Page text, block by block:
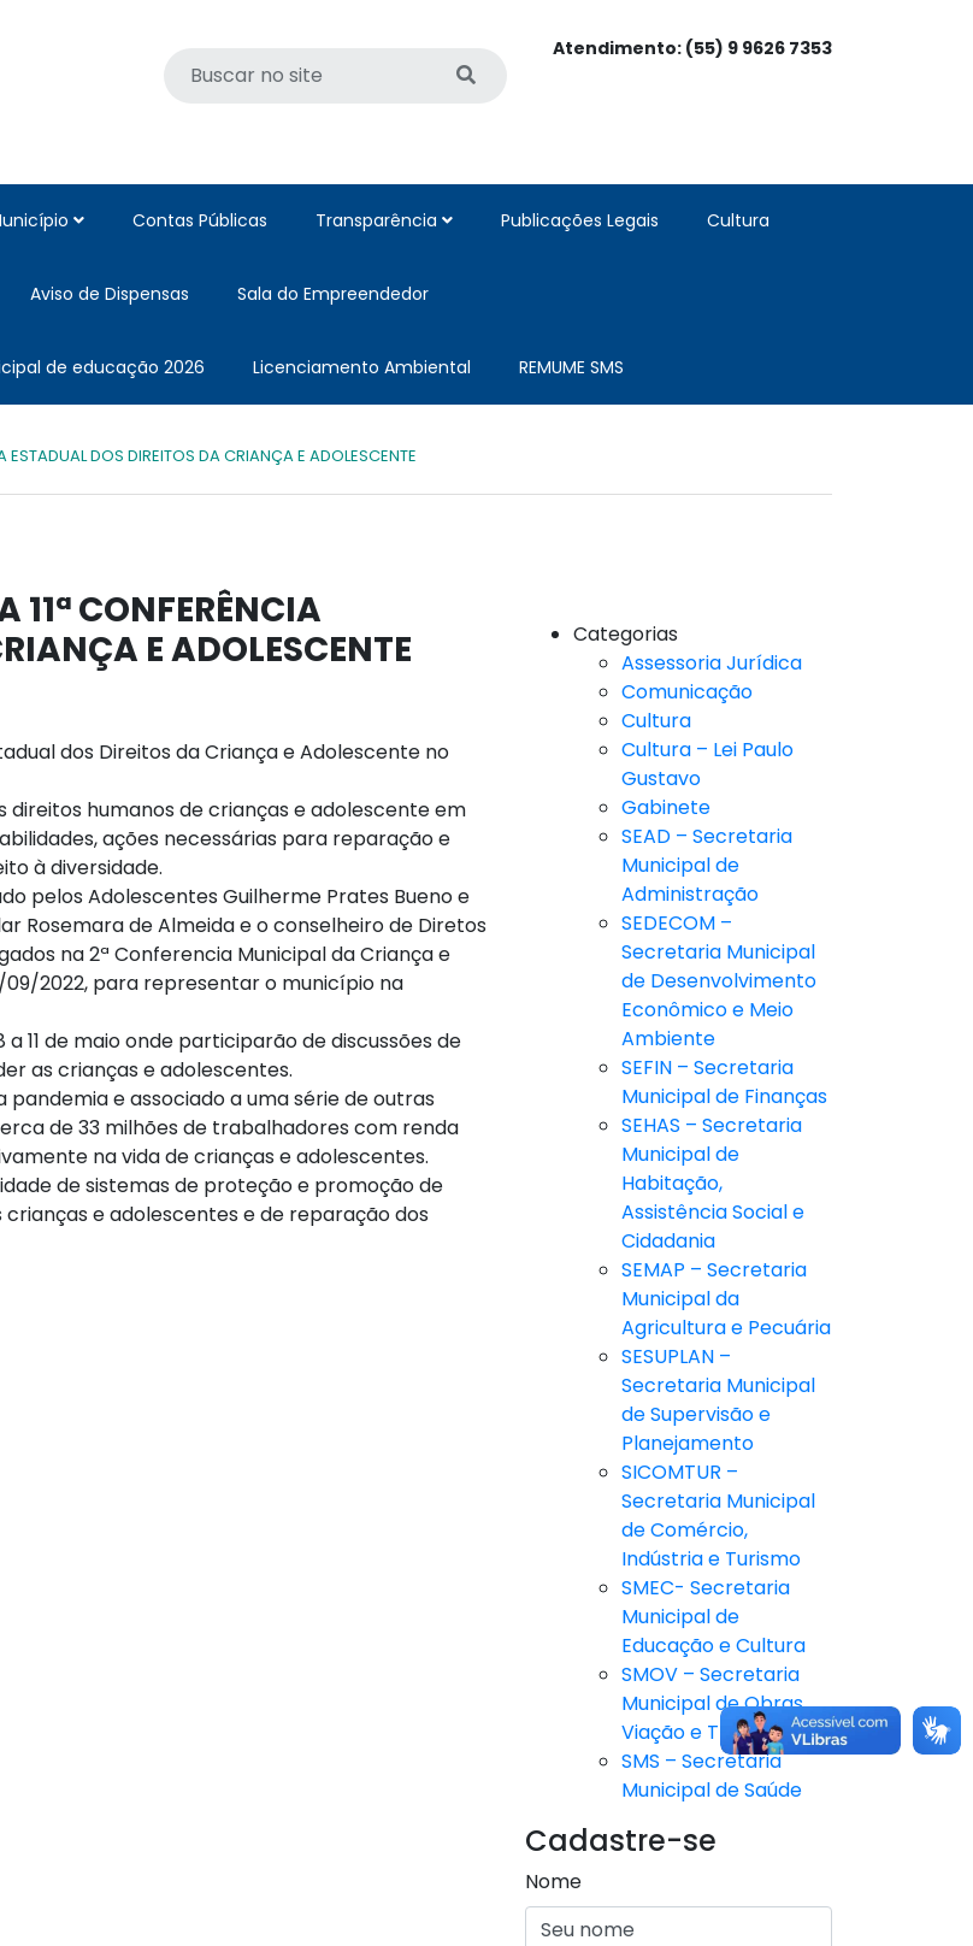
Atendimento: (55) 9 9626 7353
Contas Públicas Transparência Publicações Legais Cultura
Aviso de Dispensas Sala do Empreendedor
de educação 2026 Licenciamento Ambiental REMUME SMS
ESTADUAL DOS DIREITOS DA CRIANÇA E ADOLESCENTE
11ª CONFERÊNCIA
E ADOLESCENTE
dos Direitos da Criança e Adolescente no
humanos de crianças e adolescente em
ações necessárias para reparação e
à diversidade.
pelos Adolescentes Guilherme Prates Bueno e
Rosemara de Almeida e o conselheiro de Diretos
na 2ª Conferencia Municipal da Criança e
2022, para representar o município na
11 de maio onde participarão de discussões de
as crianças e adolescentes.
e associado a uma série de outras
de 33 milhões de trabalhadores com renda
na vida de crianças e adolescentes.
de sistemas de proteção e promoção de
e adolescentes e de reparação dos
Categorias
Assessoria Jurídica
Comunicação
Cultura
Cultura – Lei Paulo
Gustavo
Gabinete
SEAD – Secretaria
Municipal de
Administração
SEDECOM –
Secretaria Municipal
de Desenvolvimento
Econômico e Meio
Ambiente
SEFIN – Secretaria
Municipal de Finanças
SEHAS – Secretaria
Municipal de
Habitação,
Assistência Social e
Cidadania
SEMAP – Secretaria
Municipal da
Agricultura e Pecuária
SESUPLAN –
Secretaria Municipal
de Supervisão e
Planejamento
SICOMTUR –
Secretaria Municipal
de Comércio,
Indústria e Turismo
SMEC- Secretaria
Municipal de
Educação e Cultura
SMOV – Secretaria
Municipal de Obras,
Viação e Trânsito
SMS – Secretaria
Municipal de Saúde
Cadastre-se
Nome